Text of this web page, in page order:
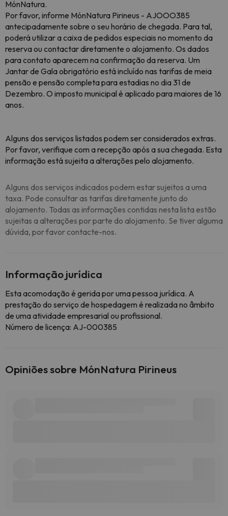
MónNatura.
Por favor, informe MónNatura Pirineus - AJOOO385
antecipadamente sobre o seu horário de chegada. Para tal,
poderá utilizar a caixa de pedidos especiais no momento da
reserva ou contactar diretamente o alojamento. Os dados
para contato aparecem na confirmação da reserva. Um
Jantar de Gala obrigatório está incluído nas tarifas de meia
pensão e pensão completa para estadias no dia 31 de
Dezembro. O imposto municipal é aplicado para maiores de 16
anos.
Alguns dos serviços listados podem ser considerados extras.
Por favor, verifique com a recepção após a sua chegada. Esta
informação está sujeita a alterações pelo alojamento.
Alguns dos serviços indicados podem estar sujeitos a uma
taxa. Pode consultar as tarifas diretamente junto do
alojamento. Todas as informações contidas nesta lista estão
sujeitas a alterações por parte do alojamento. Se tiver alguma
dúvida, por favor contacte-nos.
Informação jurídica
Esta acomodação é gerida por uma pessoa jurídica. A
prestação do serviço de hospedagem é realizada no âmbito
de uma atividade empresarial ou profissional.
Número de licença: AJ-000385
Opiniões sobre MónNatura Pirineus